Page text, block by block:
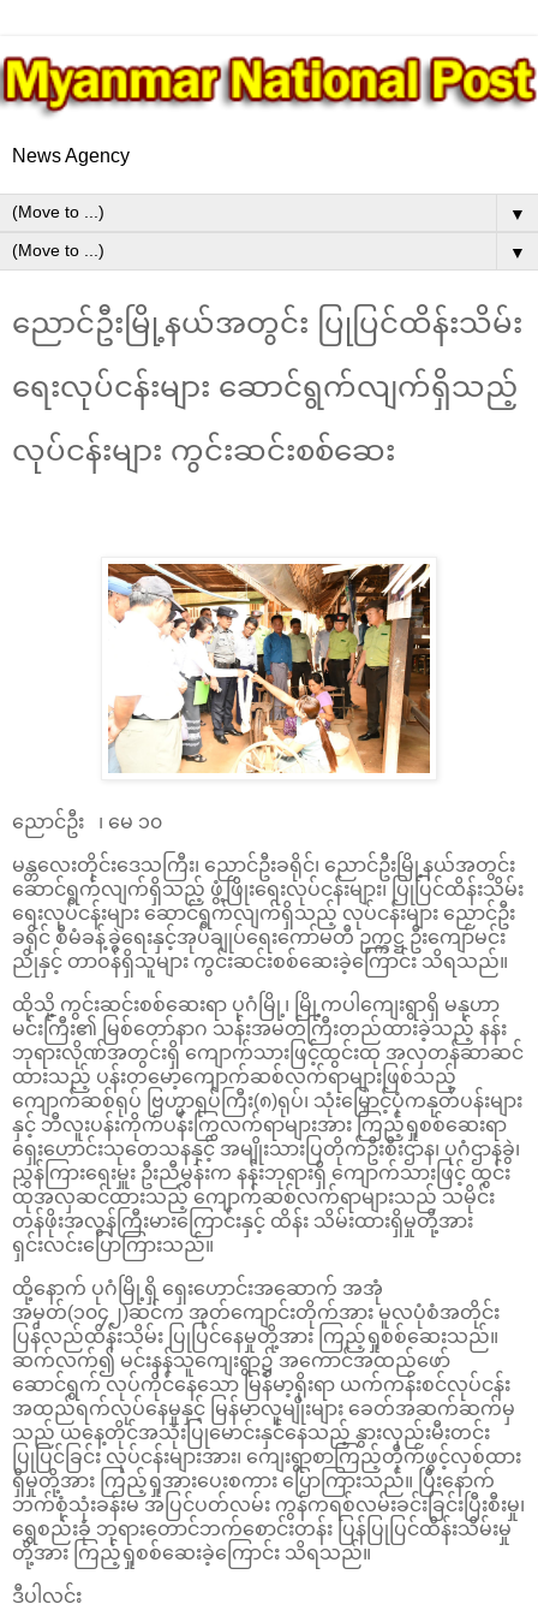
News Agency
▼
▼
ညောင်ဦးမြို့နယ်အတွင်း ပြုပြင်ထိန်းသိမ်း
ရေးလုပ်ငန်းများ ဆောင်ရွက်လျက်ရှိသည့်
လုပ်ငန်းများ ကွင်းဆင်းစစ်ဆေး
ညောင်ဦး ၊ မေ ၁၀
မန္တလေးတိုင်းဒေသကြီး၊ ညောင်ဦးခရိုင်၊ ညောင်ဦးမြို့နယ်အတွင်း
ဆောင်ရွက်လျက်ရှိသည့် ဖွံ့ဖြိုးရေးလုပ်ငန်းများ၊ ပြုပြင်ထိန်းသိမ်း
ရေးလုပ်ငန်းများ ဆောင်ရွက်လျက်ရှိသည့် လုပ်ငန်းများ ညောင်ဦး
ခရိုင် စီမံခန့်ခွဲရေးနှင့်အုပ်ချုပ်ရေးကော်မတီ ဥက္ကဋ္ဌ ဦးကျော်မင်း
ညိုနှင့် တာဝန်ရှိသူများ ကွင်းဆင်းစစ်ဆေးခဲ့ကြောင်း သိရသည်။
ထိုသို့ ကွင်းဆင်းစစ်ဆေးရာ ပုဂံမြို့၊ မြို့ကပါကျေးရွာရှိ မနုဟာ
မင်းကြီး၏ မြစ်တော်နာဂ သန်းအမတ်ကြီးတည်ထားခဲ့သည့် နန်း
ဘုရားလိုဏ်အတွင်းရှိ ကျောက်သားဖြင့်ထွင်းထု အလှတန်ဆာဆင်
ထားသည့် ပန်းတမော့ကျောက်ဆစ်လက်ရာများဖြစ်သည့်
ကျောက်ဆစ်ရုပ် ဗြဟ္မာရုပ်ကြီး(၈)ရုပ်၊ သုံးမြှောင့်ပုံကနုတ်ပန်းများ
နှင့် ဘီလူးပန်းကိုက်ပန်းကြွလက်ရာများအား ကြည့်ရှုစစ်ဆေးရာ
ရှေးဟောင်းသုတေသနနှင့် အမျိုးသားပြတိုက်ဦးစီးဌာန၊ ပုဂံဌာနခွဲ၊
ညွှန်ကြားရေးမှူး ဦးညီမွန်းက နန်းဘုရားရှိ ကျောက်သားဖြင့် ထွင်း
ထုအလှဆင်ထားသည့် ကျောက်ဆစ်လက်ရာများသည် သမိုင်း
တန်ဖိုးအလွန်ကြီးမားကြောင်းနှင့် ထိန်း သိမ်းထားရှိမှုတို့အား
ရှင်းလင်းပြောကြားသည်။
ထို့နောက် ပုဂံမြို့ရှိ ရှေးဟောင်းအဆောက် အအုံ
အမှတ်(၁၀၄၂)ဆင်က အုတ်ကျောင်းတိုက်အား မူလပုံစံအတိုင်း
ပြန်လည်ထိန်းသိမ်း ပြုပြင်နေမှုတို့အား ကြည့်ရှုစစ်ဆေးသည်။
ဆက်လက်၍ မင်းနန်သူကျေးရွာ၌ အကောင်အထည်ဖော်
ဆောင်ရွက် လုပ်ကိုင်နေသော မြန်မာ့ရိုးရာ ယက်ကန်းစင်လုပ်ငန်း
အထည်ရက်လုပ်နေမှုနှင့် မြန်မာလူမျိုးများ ခေတ်အဆက်ဆက်မှ
သည် ယနေ့တိုင်အသုံးပြုမောင်းနှင်နေသည့် နွားလှည်းမီးတင်း
ပြုပြင်ခြင်း လုပ်ငန်းများအား၊ ကျေးရွာစာကြည့်တိုက်ဖွင့်လှစ်ထား
ရှိမှုတို့အား ကြည့်ရှုအားပေးစကား ပြောကြားသည်။ ပြီးနောက်
ဘက်စုံသုံးခန်းမ အပြင်ပတ်လမ်း ကွန်ကရစ်လမ်းခင်းခြင်းပြီးစီးမှု၊
ရွှေစည်းခုံ ဘုရားတောင်ဘက်စောင်းတန်း ပြန်ပြုပြင်ထိန်းသိမ်းမှု
တို့အား ကြည့်ရှုစစ်ဆေးခဲ့ကြောင်း သိရသည်။
ဒီပါလင်း